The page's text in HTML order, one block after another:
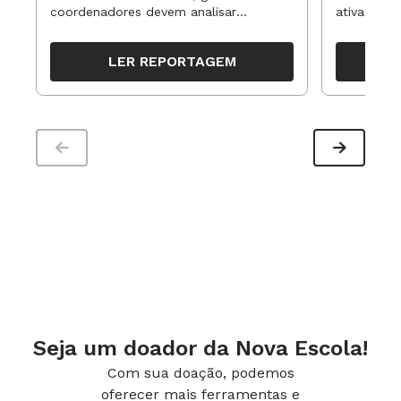
1. Google
coordenadores devem analisar
organizar ações para orientar o
trabalho pedagógico ao longo do
período
LER REPORTAGEM
ativa
propostas
Seja um doador da Nova Escola!
Com sua doação, podemos
oferecer mais ferramentas e